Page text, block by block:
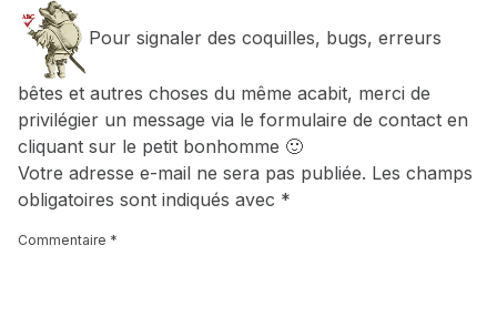
Pour signaler des coquilles, bugs, erreurs
bêtes et autres choses du même acabit, merci de
privilégier un message via le formulaire de contact en
cliquant sur le petit bonhomme 🙂
Votre adresse e-mail ne sera pas publiée. Les champs
obligatoires sont indiqués avec *
Commentaire *